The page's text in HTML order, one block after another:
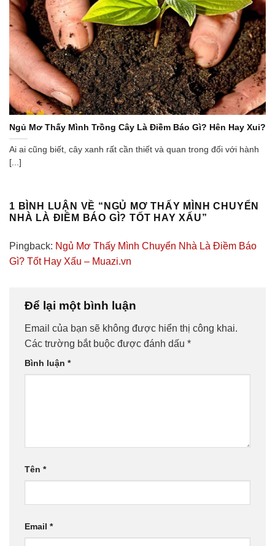
Ngủ Mơ Thấy Mình Trồng Cây Là Điềm Báo Gì? Hên Hay Xui?
Ai ai cũng biết, cây xanh rất cần thiết và quan trong đối với hành
[...]
1 BÌNH LUẬN VỀ “ NGỦ MƠ THẤY MÌNH CHUYỂN
NHÀ LÀ ĐIỀM BÁO GÌ? TỐT HAY XẤU”
Pingback: Ngủ Mơ Thấy Mình Chuyển Nhà Là Điềm Báo
Gì? Tốt Hay Xấu – Muazi.vn
Để lại một bình luận
Email của bạn sẽ không được hiển thị công khai.
Các trường bắt buộc được đánh dấu *
Bình luận *
Tên *
Email *